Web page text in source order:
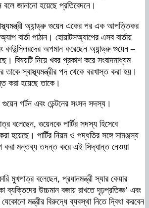
জানানো হয়েছে প্রতিবেদনে।
অ্যান্ড্রু গুয়েন একের পর এক আপত্তিকর
বার্তা পাঠান। হোয়াটসঅ্যাপের এসব বার্তায়
কাউন্সিলরদের অপমান করেছেন অ্যান্ড্রু গুয়েন –
বিষয়টি নিয়ে খবর প্রকাশ করে সংবাদমাধ্যম
স্বাস্থ্যমন্ত্রীর পদ থেকে বরখাস্ত করা হয়।
করা হয়েছে তাকে।
গুয়েন গর্টন এবং ডেন্টনের সংসদ সদস্য।
বলেছেন, গুয়েনকে পার্টির সদস্য হিসেবে
হয়েছে। পার্টির নিয়ম ও পদ্ধতির সঙ্গে সামঞ্জস্য
করা মন্তব্য তদন্ত করে এই সিদ্ধান্ত নেওয়া
মুখপাত্র বলেছেন, প্রধানমন্ত্রী স্যার কেয়ার
ব্যক্তিদের উচ্চমান বজায় রাখতে দৃঢ়প্রতিজ্ঞ’ এবং
মন্ত্রীর বিরুদ্ধে ব্যবস্থা নিতে দ্বিধা করবেন